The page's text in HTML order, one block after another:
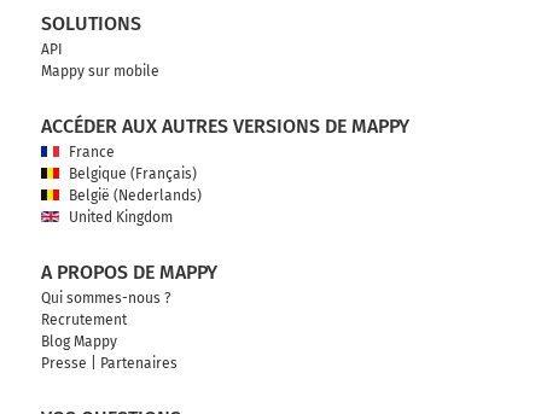
SOLUTIONS
API
Mappy sur mobile
ACCÉDER AUX AUTRES VERSIONS DE MAPPY
France
Belgique (Français)
België (Nederlands)
United Kingdom
A PROPOS DE MAPPY
Qui sommes-nous ?
Recrutement
Blog Mappy
Presse
Partenaires